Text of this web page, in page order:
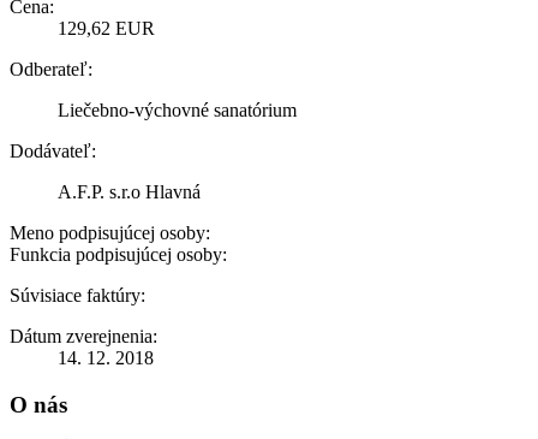
Cena:
129,62 EUR
Odberateľ:
Liečebno-výchovné sanatórium
Dodávateľ:
A.F.P. s.r.o Hlavná
Meno podpisujúcej osoby:
Funkcia podpisujúcej osoby:
Súvisiace faktúry:
Dátum zverejnenia:
14. 12. 2018
O nás